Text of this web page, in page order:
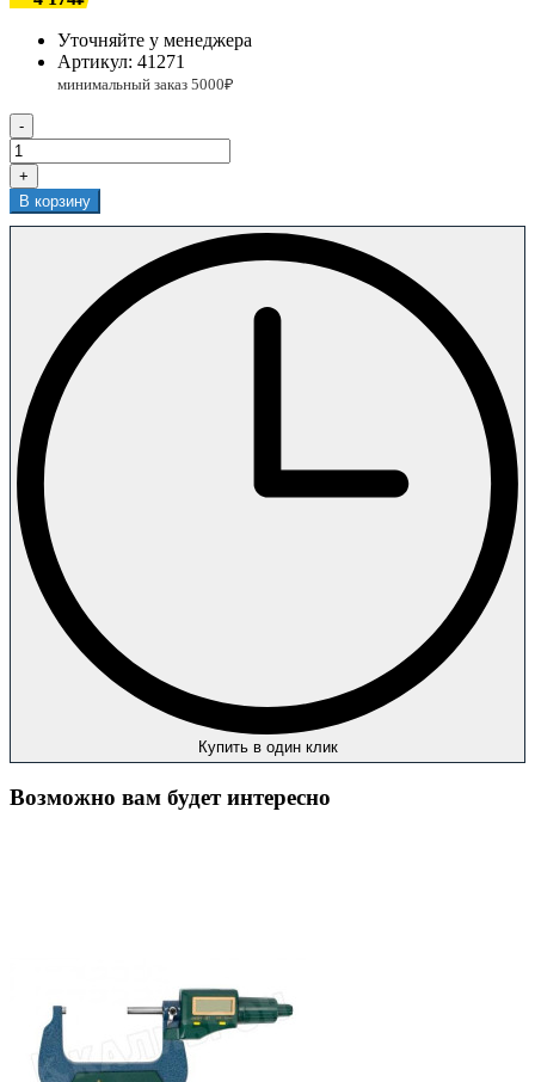
Уточняйте у менеджера
Артикул: 41271
-
+
В корзину
Купить в один клик
Возможно вам будет интересно